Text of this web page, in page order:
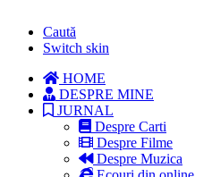
Caută
Switch skin
HOME
DESPRE MINE
JURNAL
Despre Carti
Despre Filme
Despre Muzica